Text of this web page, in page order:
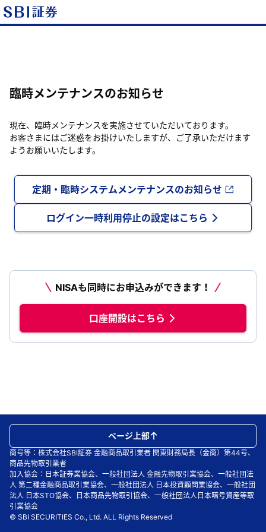
臨時メンテナンスのお知らせ
現在、臨時メンテナンスを実施させていただいております。
お客さまにはご迷惑をお掛けいたしますが、ご了承いただけます
ようお願いいたします。
定期・臨時システムメンテナンスのお知らせ
ログイン一時利用停止の設定はこちら
NISAも同時にお申込みができます！
口座開設はこちら
商号等：株式会社SBI証券 金融商品取引業者 関東財務局長（金商）第44号、
商品先物取引業者
加入協会：日本証券業協会、一般社団法人 金融先物取引業協会、一般社団法
人 第二種金融商品取引業協会、一般社団法人 日本投資顧問業協会、一般社団
法人 日本STO協会、日本商品先物取引協会、一般社団法人日本暗号資産等取
引業協会
© SBI SECURITIES Co., Ltd. ALL Rights Reserved
ページ上部